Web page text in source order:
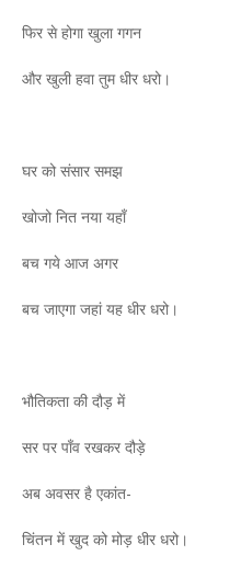
फिर से होगा खुला गगन
और खुली हवा तुम धीर धरो।
घर को संसार समझ
खोजो नित नया यहाँ
बच गये आज अगर
बच जाएगा जहां यह धीर धरो।
भौतिकता की दौड़ में
सर पर पाँव रखकर दौड़े
अब अवसर है एकांत-
चिंतन में खुद को मोड़ धीर धरो।